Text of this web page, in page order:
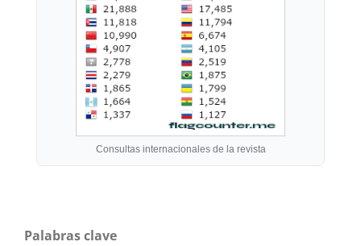
Consultas internacionales de la revista
Palabras clave